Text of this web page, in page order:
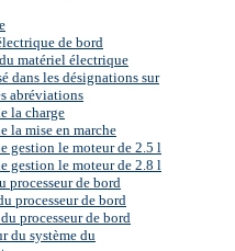
de bord
matériel électrique
dans les désignations sur
abréviations
la charge
la mise en marche
gestion le moteur de 2.5 l
gestion le moteur de 2.8 l
processeur de bord
processeur de bord
processeur de bord
du système du